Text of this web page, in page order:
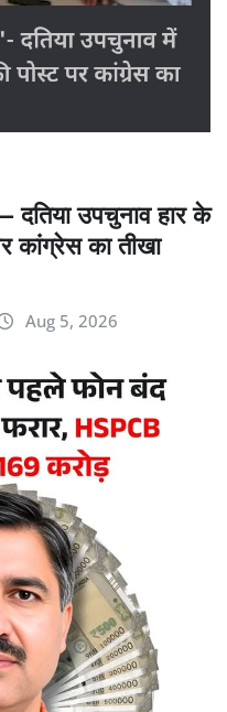
दतिया उपचुनाव हार के
कांग्रेस का तीखा
Aug 5, 2026